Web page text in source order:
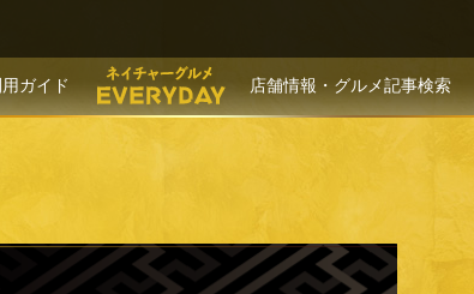
ガイド 店舗情報・グルメ記事検索